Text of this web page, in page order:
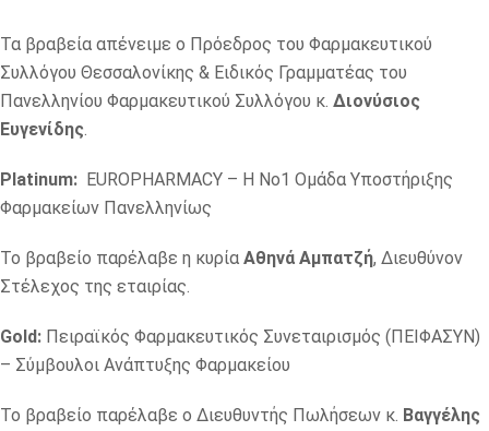
Τα βραβεία απένειμε o Πρόεδρος του Φαρμακευτικού
Συλλόγου Θεσσαλονίκης & Ειδικός Γραμματέας του
Πανελληνίου Φαρμακευτικού Συλλόγου κ. Διονύσιος
Ευγενίδης
Platinum: EUROPHARMACY – Η Νο1 Ομάδα Υποστήριξης
Φαρμακείων Πανελληνίως
Το βραβείο παρέλαβε η κυρία Αθηνά Αμπατζή, Διευθύνον
Στέλεχος της εταιρίας.
Gold: Πειραϊκός Φαρμακευτικός Συνεταιρισμός (ΠΕΙΦΑΣΥΝ)
– Σύμβουλοι Ανάπτυξης Φαρμακείου
Το βραβείο παρέλαβε ο Διευθυντής Πωλήσεων κ. Βαγγέλης